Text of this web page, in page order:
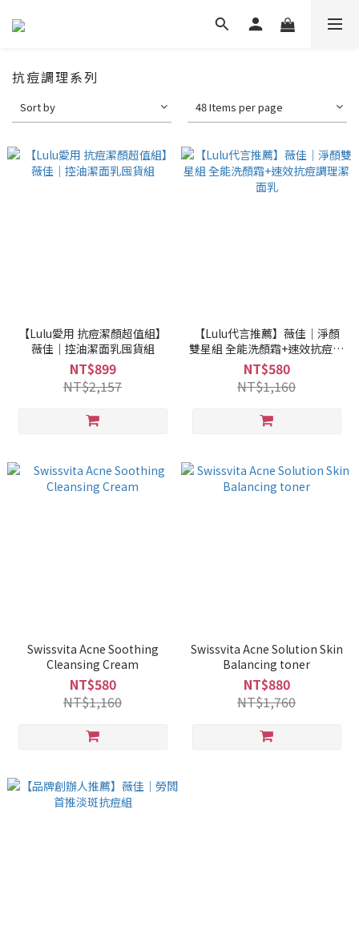
抗痘調理系列
Sort by 48 Items per page
【Lulu愛用 抗痘潔顏超值組】
薇佳｜控油潔面乳囤貨組
NT$899
NT$2,157
【Lulu代言推薦】薇佳｜淨顏
雙星組 全能洗顏霜+速效抗痘調
理潔面乳
NT$580
NT$1,160
Swissvita Acne Soothing
Cleansing Cream
NT$580
NT$1,160
Swissvita Acne Solution Skin
Balancing toner
NT$880
NT$1,760